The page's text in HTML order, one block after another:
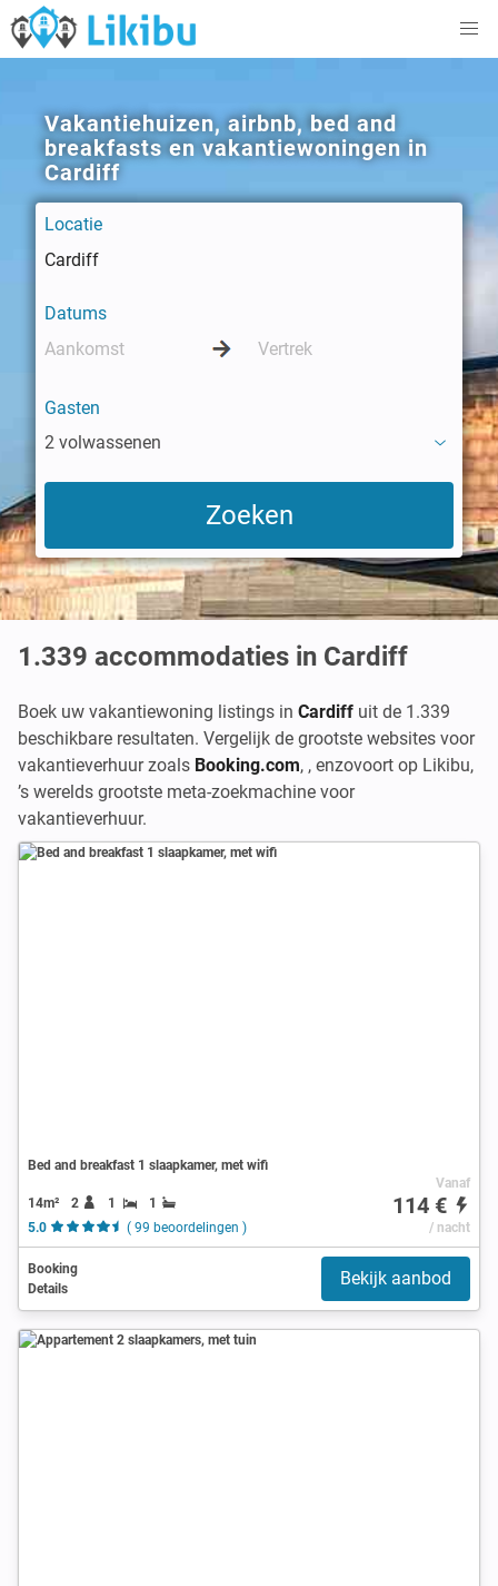
Vakantiehuizen, airbnb, bed and
breakfasts en vakantiewoningen in
Cardiff
Locatie
Datums
Gasten
2 volwassenen
1.339 accommodaties in Cardiff
Boek uw vakantiewoning listings in Cardiff uit de 1.339
beschikbare resultaten. Vergelijk de grootste websites voor
vakantieverhuur zoals Booking.com, , enzovoort op Likibu,
’s werelds grootste meta-zoekmachine voor
vakantieverhuur.
Bed and breakfast 1 slaapkamer, met wifi
14m² 2 1
1
5.0
( 99 beoordelingen )
Vanaf
114 €
/ nacht
Booking
Details
Bekijk aanbod